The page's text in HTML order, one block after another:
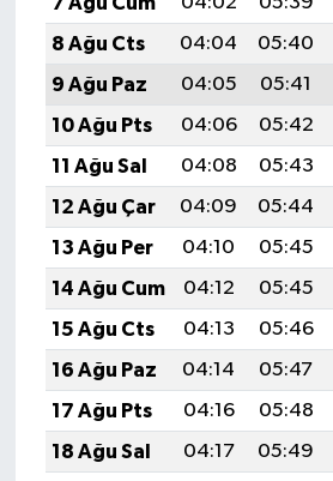
8 Ağu Cts
04:04 05:40
9 Ağu Paz
04:05 05:41
10 Ağu Pts
04:06 05:42
11 Ağu Sal
04:08 05:43
12 Ağu Çar
04:09 05:44
13 Ağu Per
04:10 05:45
14 Ağu Cum
04:12 05:45
15 Ağu Cts
04:13 05:46
16 Ağu Paz
04:14 05:47
17 Ağu Pts
04:16 05:48
18 Ağu Sal
04:17 05:49